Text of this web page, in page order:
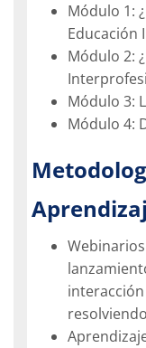
Módulo 1:
Educación
Módulo 2:
Módulo 3:
Módulo 4: